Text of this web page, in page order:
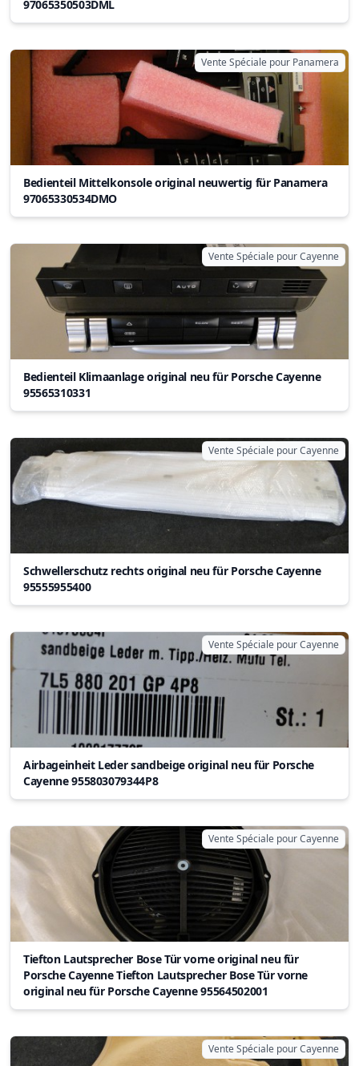
97065350503DML
Vente Spéciale pour Panamera
Bedienteil Mittelkonsole original neuwertig für Panamera
97065330534DMO
Vente Spéciale pour Cayenne
Bedienteil Klimaanlage original neu für Porsche Cayenne
95565310331
Vente Spéciale pour Cayenne
Schwellerschutz rechts original neu für Porsche Cayenne
95555955400
Vente Spéciale pour Cayenne
Airbageinheit Leder sandbeige original neu für Porsche
Cayenne 955803079344P8
Vente Spéciale pour Cayenne
Tiefton Lautsprecher Bose Tür vorne original neu für
Porsche Cayenne Tiefton Lautsprecher Bose Tür vorne
original neu für Porsche Cayenne 95564502001
Vente Spéciale pour Cayenne